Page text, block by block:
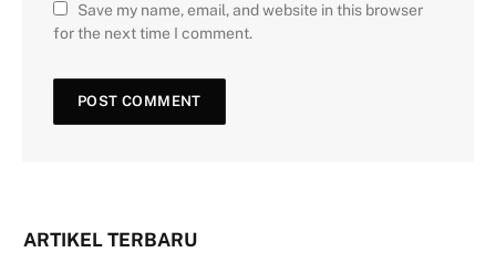
Save my name, email, and website in this browser
for the next time I comment.
ARTIKEL TERBARU